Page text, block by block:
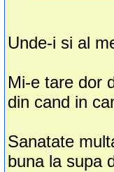
Unde-i si al
Mi-e tare dor
din cand in
Sanatate
buna la supa